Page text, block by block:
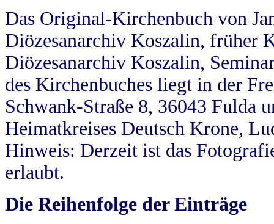
Das Original-Kirchenbuch von
Diözesanarchiv Koszalin, früher
Diözesanarchiv Koszalin,
des Kirchenbuches liegt in der
Schwank-Straße 8, 36043 Fulda
Heimatkreises Deutsch Krone,
Hinweis: Derzeit ist das
erlaubt.
Die Reihenfolge der Einträge